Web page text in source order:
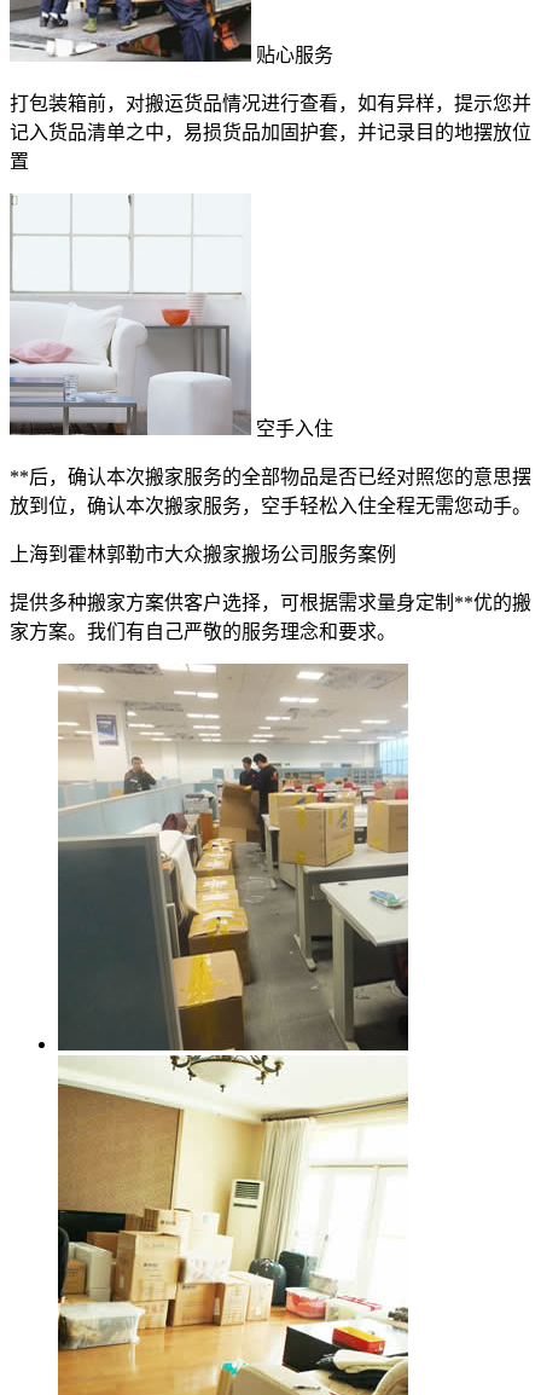
贴心服务
打包装箱前，对搬运货品情况进行查看，如有异样，提示您并
记入货品清单之中，易损货品加固护套，并记录目的地摆放位
置
空手入住
**后，确认本次搬家服务的全部物品是否已经对照您的意思摆
放到位，确认本次搬家服务，空手轻松入住全程无需您动手。
上海到霍林郭勒市大众搬家搬场公司服务案例
提供多种搬家方案供客户选择，可根据需求量身定制**优的搬
家方案。我们有自己严敬的服务理念和要求。